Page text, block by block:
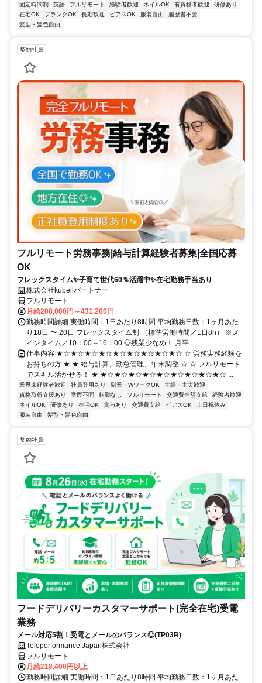
固定時間制
英語 フルリモート 経験者歓迎 ネイルOK 有資格者歓迎
研修あり
在宅OK
ブランクOK 長期歓迎 ピアスOK 服装自由
履歴書不要
髪型・髪色自由
契約社員
フルリモート労務事務|給与計算経験者募集|全国応募
OK
フレックスタイム✨子育て世代60％活躍中✨在宅勤務手当あり
株式会社kubellパートナー
フルリモート
月給208,000円～431,200円
勤務時間詳細 実働時間：1日あたり8時間 平均勤務日数：1ヶ月あた
り18日 〜 20日 フレックスタイム制 （標準労働時間／1日8h） ※メ
インタイム／10：00～16：00 ◎残業少なめ！ 月平...
仕事内容 ★☆★☆★☆★☆★☆★☆★☆★☆★☆ ☆ 労務実務経験を
お持ちの方 ★ ★ 給与計算、勤怠管理、年末調整 ☆ ☆ フルリモート
でスキル活かせる！ ★ ★☆★☆★☆★☆★☆★☆★☆★☆★☆ ...
業界未経験者歓迎 社員登用あり 副業・WワークOK
主婦・主夫歓迎
資格取得支援あり
学歴不問 転勤なし フルリモート 交通費全額支給
経験者歓迎
ネイルOK
研修あり 在宅OK 賞与あり 交通費支給 ピアスOK
土日祝休み
服装自由
髪型・髪色自由
契約社員
フードデリバリーカスタマーサポート(完全在宅)受電
業務
メール対応5割！受電とメールのバランス◎(TP03R)
Teleperformance Japan株式会社
フルリモート
月給218,400円以上
勤務時間詳細 実働時間：1日あたり8時間 平均勤務日数：1ヶ月あた